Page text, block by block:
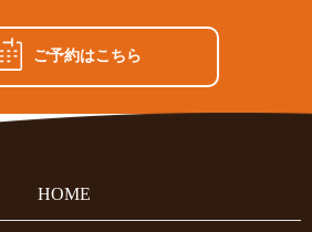
ご予約はこちら
HOME